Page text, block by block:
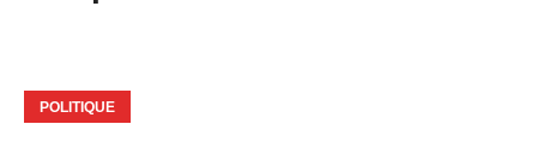
POLITIQUE